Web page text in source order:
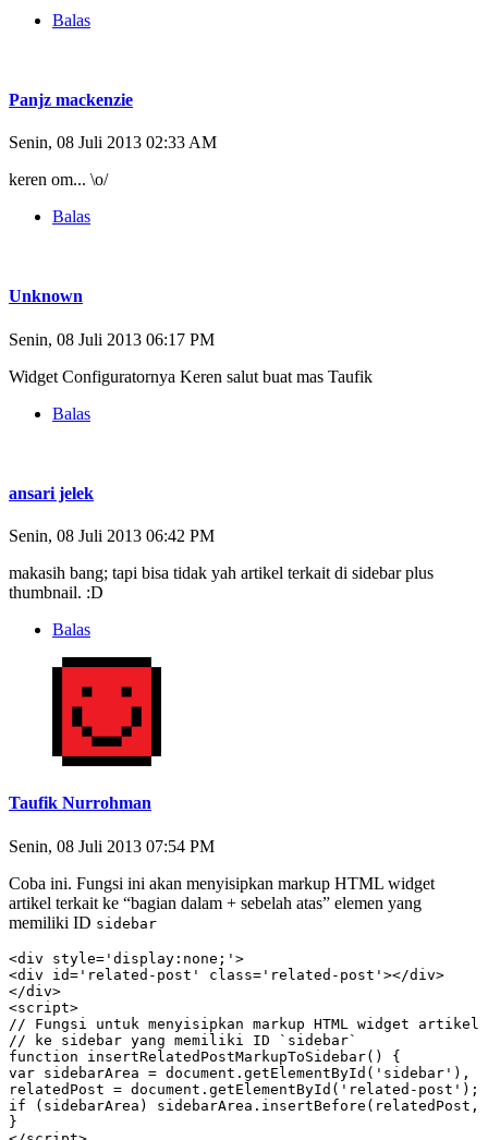
Balas
Panjz mackenzie
Senin, 08 Juli 2013 02:33 AM
keren om... \o/
Balas
Unknown
Senin, 08 Juli 2013 06:17 PM
Widget Configuratornya Keren salut buat mas Taufik
Balas
ansari jelek
Senin, 08 Juli 2013 06:42 PM
makasih bang; tapi bisa tidak yah artikel terkait di sidebar plus
thumbnail. :D
Balas
Taufik Nurrohman
Senin, 08 Juli 2013 07:54 PM
Coba ini. Fungsi ini akan menyisipkan markup HTML widget
artikel terkait ke “bagian dalam + sebelah atas” elemen yang
memiliki ID sidebar
<div style='display:none;'>
<div id='related-post' class='related-post'></div>
</div>
<script>
// Fungsi untuk menyisipkan markup HTML widget
// ke sidebar yang memiliki ID `sidebar`
function insertRelatedPostMarkupToSidebar() {
var sidebarArea = document.getElementById('sidebar'),
relatedPost = document.getElementById('related-post');
if (sidebarArea)
}